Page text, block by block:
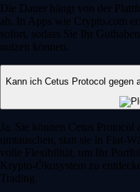
Die Dauer hängt von der
ab. In Apps wie Crypto.com
sofort, sodass Sie Ihr
nutzen können.
Kann ich Cetus Protocol gegen
Ja, Sie können Cetus
umtauschen, statt sie in Fiat-
volle Flexibilität, um Ihr
Krypto-Ökosystem zu
Trading.